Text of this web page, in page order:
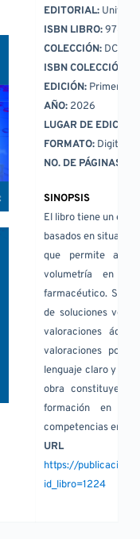
EDITORIAL:
ISBN LIBRO: 978-
COLECCIÓN: DCBS
ISBN COLECCIÓN:
EDICIÓN: Primera
AÑO: 2026
LUGAR DE EDICIÓN:
FORMATO: Digital
NO. DE PÁGINAS:
SINOPSIS
El libro tiene un
basados en
que permite al
volumetría en el
farmacéutico. Se
de soluciones
valoraciones
valoraciones por
lenguaje claro y los
obra constituye
formación en
competencias en
URL
https://
id_libro=1224